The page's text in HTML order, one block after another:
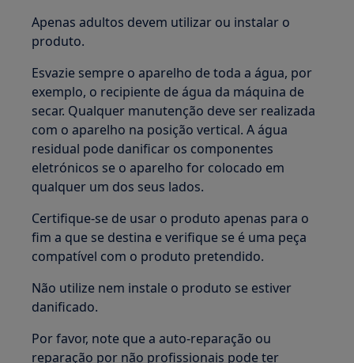
Apenas adultos devem utilizar ou instalar o
produto.
Esvazie sempre o aparelho de toda a água, por
exemplo, o recipiente de água da máquina de
secar. Qualquer manutenção deve ser realizada
com o aparelho na posição vertical. A água
residual pode danificar os componentes
eletrónicos se o aparelho for colocado em
qualquer um dos seus lados.
Certifique-se de usar o produto apenas para o
fim a que se destina e verifique se é uma peça
compatível com o produto pretendido.
Não utilize nem instale o produto se estiver
danificado.
Por favor, note que a auto-reparação ou
reparação por não profissionais pode ter